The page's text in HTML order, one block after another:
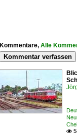
Kommentare, Alle
Kommentar verfassen
